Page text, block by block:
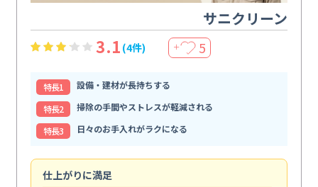
サニクリーン
3.1 (4件) ＋ 5
特⻑1
設備・建材が長持ちする
特⻑2
掃除の手間やストレスが軽減される
特⻑3
日々のお手入れがラクになる
仕上がりに満足